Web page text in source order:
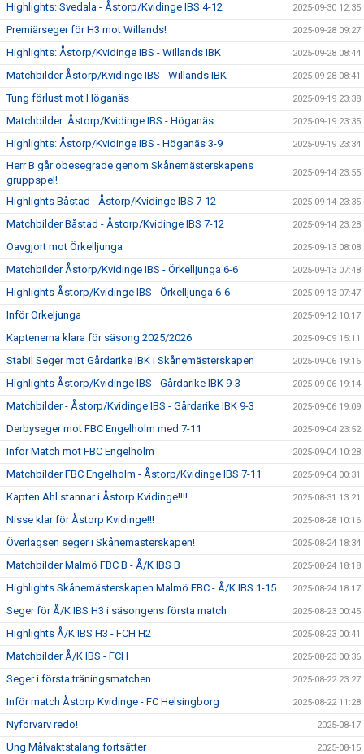
Highlights: Svedala - Åstorp/Kvidinge IBS 4-12 2025-09-30 12:35
Premiärseger för H3 mot Willands! 2025-09-28 09:27
Highlights: Åstorp/Kvidinge IBS - Willands IBK 2025-09-28 08:44
Matchbilder Åstorp/Kvidinge IBS - Willands IBK 2025-09-28 08:41
Tung förlust mot Höganäs 2025-09-19 23:38
Matchbilder: Åstorp/Kvidinge IBS - Höganäs 2025-09-19 23:35
Highlights: Åstorp/Kvidinge IBS - Höganäs 3-9 2025-09-19 23:34
Herr B går obesegrade genom Skånemästerskapens
gruppspel!
2025-09-14 23:55
Highlights Båstad - Åstorp/Kvidinge IBS 7-12 2025-09-14 23:35
Matchbilder Båstad - Åstorp/Kvidinge IBS 7-12 2025-09-14 23:28
Oavgjort mot Örkelljunga 2025-09-13 08:08
Matchbilder Åstorp/Kvidinge IBS - Örkelljunga 6-6 2025-09-13 07:48
Highlights Åstorp/Kvidinge IBS - Örkelljunga 6-6 2025-09-13 07:47
Inför Örkeljunga 2025-09-12 10:17
Kaptenerna klara för säsong 2025/2026 2025-09-09 15:11
Stabil Seger mot Gårdarike IBK i Skånemästerskapen 2025-09-06 19:16
Highlights Åstorp/Kvidinge IBS - Gårdarike IBK 9-3 2025-09-06 19:14
Matchbilder - Åstorp/Kvidinge IBS - Gårdarike IBK 9-3 2025-09-06 19:09
Derbyseger mot FBC Engelholm med 7-11 2025-09-04 23:52
Inför Match mot FBC Engelholm 2025-09-04 10:28
Matchbilder FBC Engelholm - Åstorp/Kvidinge IBS 7-11 2025-09-04 00:31
Kapten Ahl stannar i Åstorp Kvidinge!!!! 2025-08-31 13:21
Nisse klar för Åstorp Kvidinge!!! 2025-08-28 10:16
Överlägsen seger i Skånemästerskapen! 2025-08-24 18:34
Matchbilder Malmö FBC B - Å/K IBS B 2025-08-24 18:18
Highlights Skånemästerskapen Malmö FBC - Å/K IBS 1-15 2025-08-24 18:17
Seger för Å/K IBS H3 i säsongens första match 2025-08-23 00:45
Highlights Å/K IBS H3 - FCH H2 2025-08-23 00:41
Matchbilder Å/K IBS - FCH 2025-08-23 00:36
Seger i första träningsmatchen 2025-08-22 23:27
Inför match Åstorp Kvidinge - FC Helsingborg 2025-08-22 11:28
Nyförvärv redo! 2025-08-17
Ung Målvaktstalang fortsätter 2025-08-15